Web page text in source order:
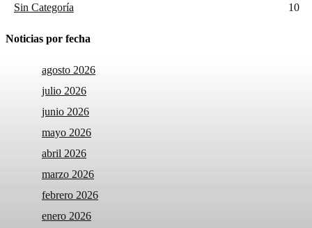
Sin Categoría
10
Noticias por fecha
agosto 2026
julio 2026
junio 2026
mayo 2026
abril 2026
marzo 2026
febrero 2026
enero 2026